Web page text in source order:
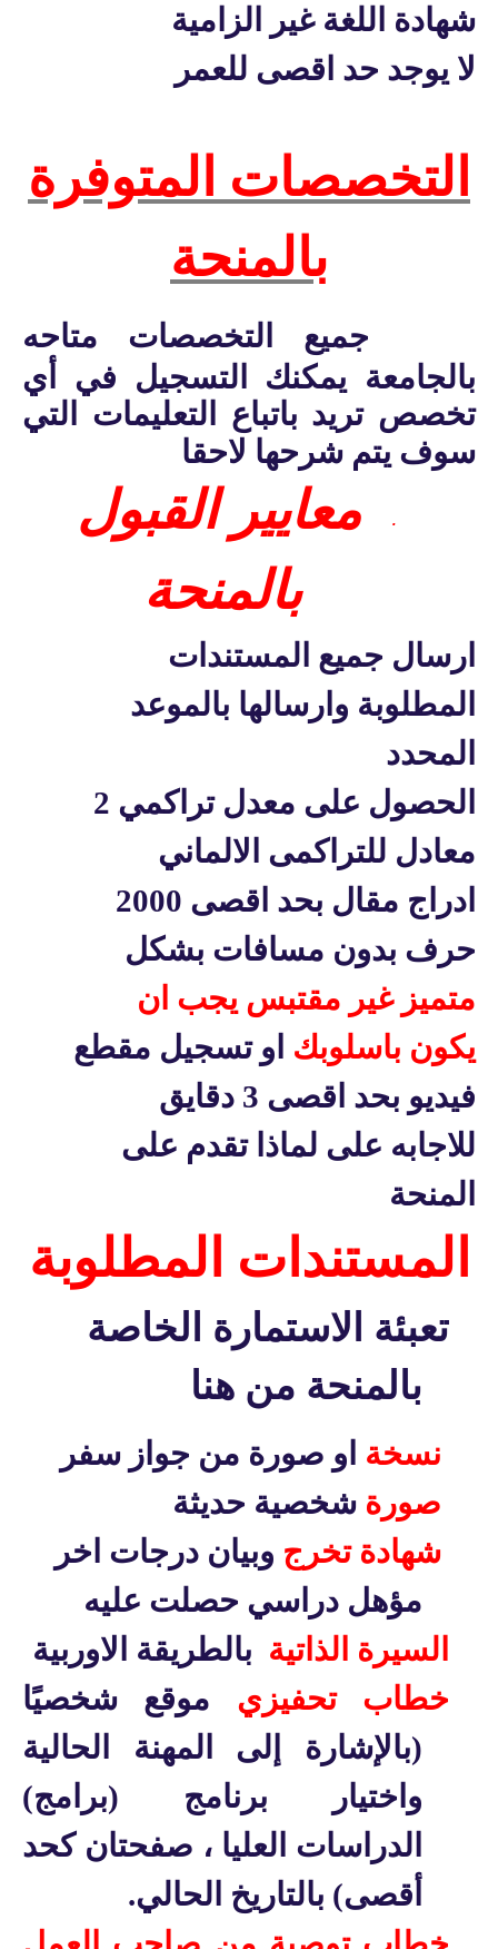
شهادة اللغة غير الزامية
لا يوجد حد اقصى للعمر
التخصصات المتوفرة
بالمنحة
جميع التخصصات متاحه
بالجامعة يمكنك التسجيل في أي
تخصص تريد باتباع التعليمات التي
سوف يتم شرحها لاحقا
·
معايير القبول
بالمنحة
ارسال جميع المستندات
المطلوبة وارسالها بالموعد
المحدد
الحصول على معدل تراكمي 2
معادل للتراكمى الالماني
ادراج مقال بحد اقصى 2000
حرف بدون مسافات بشكل
متميز غير مقتبس يجب ان
يكون باسلوبك او تسجيل مقطع
فيديو بحد اقصى 3 دقايق
للاجابه على لماذا تقدم على
المنحة
المستندات المطلوبة
تعبئة الاستمارة الخاصة
بالمنحة من هنا
نسخة او صورة من جواز سفر
صورة شخصية حديثة
شهادة تخرج وبيان درجات اخر
مؤهل دراسي حصلت عليه
السيرة الذاتية بالطريقة الاوربية
خطاب تحفيزي موقع شخصيًا
(بالإشارة إلى المهنة الحالية
واختيار برنامج (برامج)
الدراسات العليا ، صفحتان كحد
أقصى) بالتاريخ الحالي.